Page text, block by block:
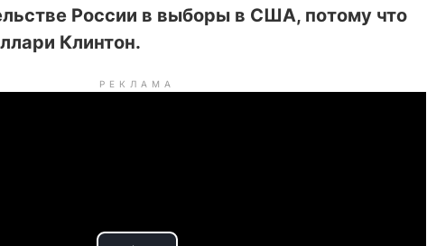
России в выборы в США, потому что
Клинтон.
РЕКЛАМА